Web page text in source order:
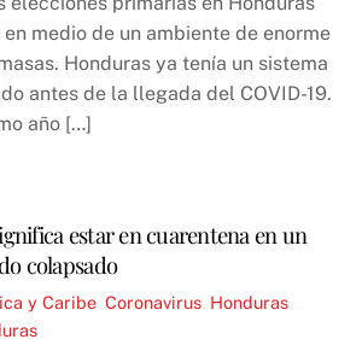
en medio de un ambiente de enorme
Honduras ya tenía un sistema
antes de la llegada del COVID-19.
año […]
estar en cuarentena en un
colapsado
y Caribe ,Coronavirus Honduras